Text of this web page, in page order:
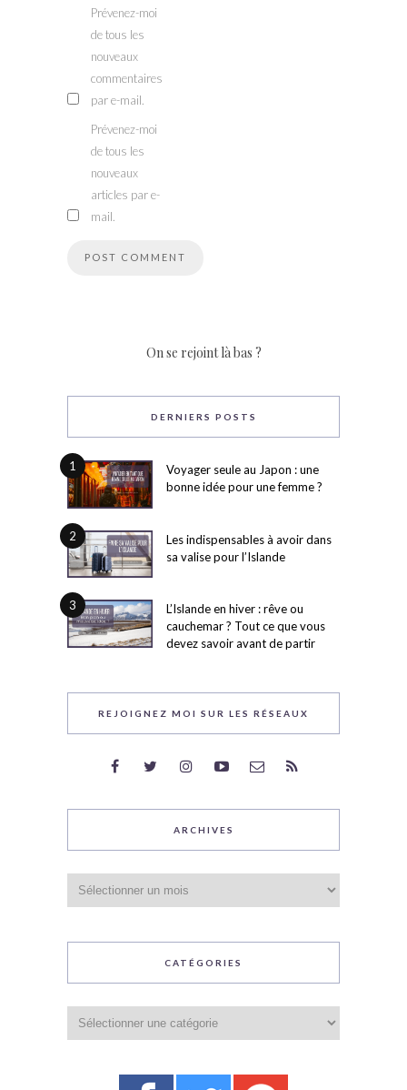
Prévenez-moi
de tous les
nouveaux
commentaires
par e-mail.
Prévenez-moi
de tous les
nouveaux
articles par e-
mail.
On se rejoint là bas ?
DERNIERS POSTS
1
Voyager seule au Japon : une
bonne idée pour une femme ?
2
Les indispensables à avoir dans
sa valise pour l’Islande
3
L’Islande en hiver : rêve ou
cauchemar ? Tout ce que vous
devez savoir avant de partir
REJOIGNEZ MOI SUR LES RÉSEAUX
ARCHIVES
CATÉGORIES